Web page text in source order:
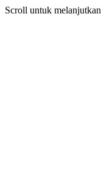
Scroll untuk melanjutkan